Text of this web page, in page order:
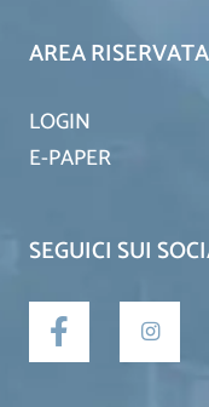
AREA RISERVATA
LOGIN
E-PAPER
SEGUICI SUI